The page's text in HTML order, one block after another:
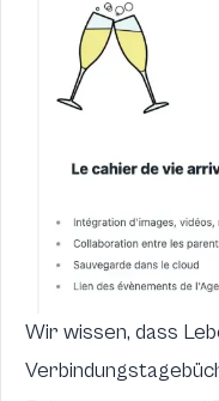
Wir wissen, dass